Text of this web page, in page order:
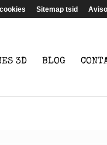
Sitemap tsid
3D BLOG